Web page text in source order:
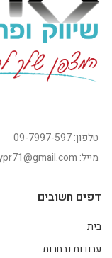
טלפון: 09-7997-597
מייל: bennypr71@gmail.com
דפים חשובים
בית
עבודות נבחרות